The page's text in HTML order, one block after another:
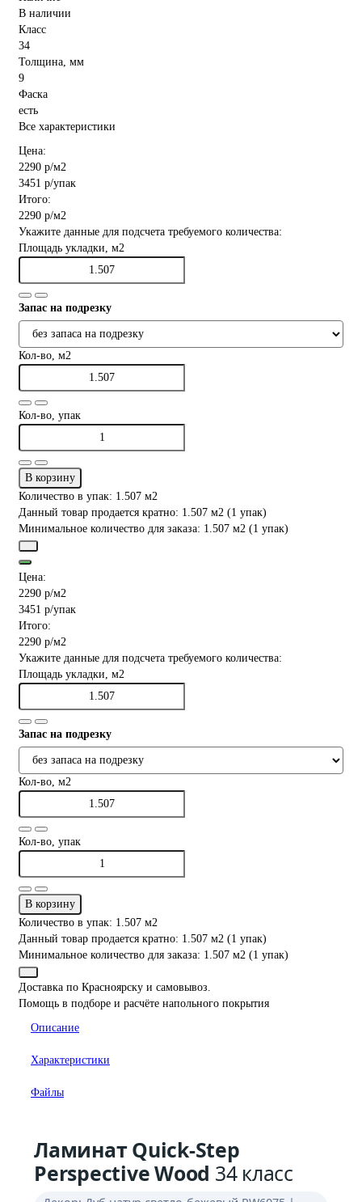
В наличии
Класс
34
Толщина, мм
9
Фаска
есть
Все характеристики
Цена:
2290 р/м2
3451 р/упак
Итого:
2290 р/м2
Укажите данные для подсчета требуемого количества:
Площадь укладки, м2
Запас на подрезку
Кол-во, м2
Кол-во, упак
В корзину
Количество в упак: 1.507 м2
Данный товар продается кратно: 1.507 м2 (1 упак)
Минимальное количество для заказа: 1.507 м2 (1 упак)
Цена:
2290 р/м2
3451 р/упак
Итого:
2290 р/м2
Укажите данные для подсчета требуемого количества:
Площадь укладки, м2
Запас на подрезку
Кол-во, м2
Кол-во, упак
В корзину
Количество в упак: 1.507 м2
Данный товар продается кратно: 1.507 м2 (1 упак)
Минимальное количество для заказа: 1.507 м2 (1 упак)
Доставка по Красноярску и самовывоз.
Помощь в подборе и расчёте напольного покрытия
Описание
Характеристики
Файлы
Ламинат Quick-Step
Perspective Wood 34 класс